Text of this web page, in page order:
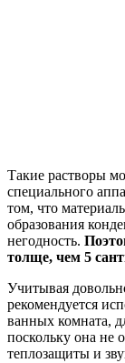
Такие растворы
специального
том, что
образования
негодность.
толще, чем 5
Учитывая
рекомендуется
ванных комната,
поскольку она не
теплозащиты и